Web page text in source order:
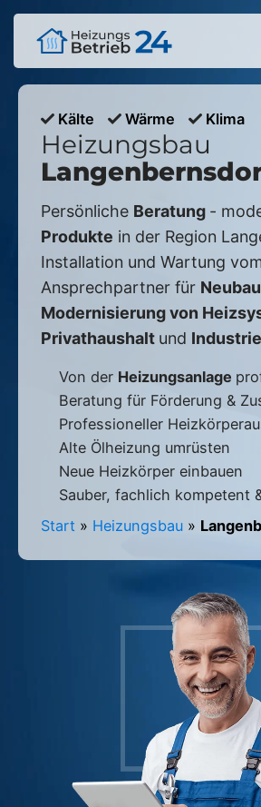
Kälte Wärme Klima
Heizungsbau
Persönliche Beratung -
Produkte in der Region
Installation und Wartung
Ansprechpartner für
Modernisierung von
Privathaushalt und Industrie
Von der Heizungsanlage
Beratung für Förderung &
Professioneller
Alte Ölheizung umrüsten
Neue Heizkörper einbauen
Sauber, fachlich kompetent
Start » Heizungsbau »